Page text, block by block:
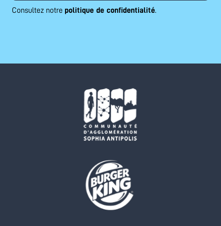
Consultez notre politique de confidentialité.